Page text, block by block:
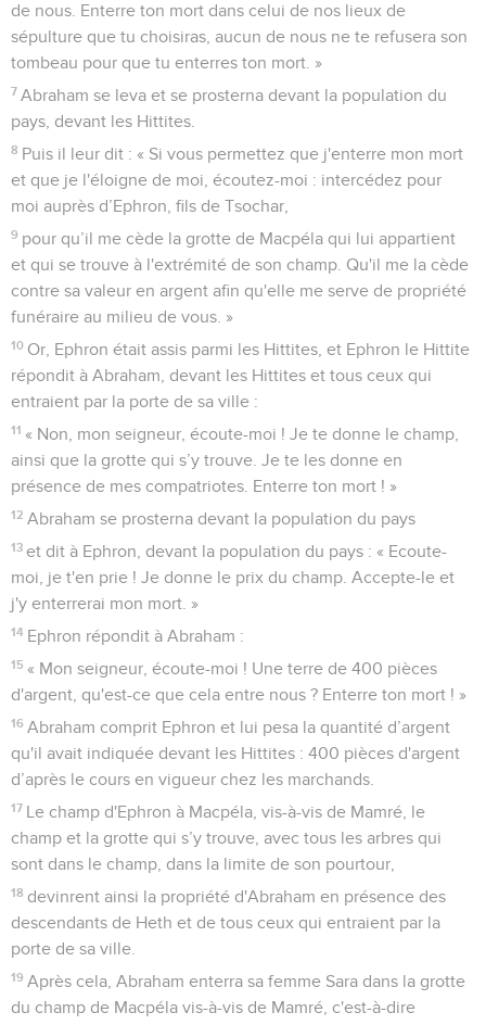
de nous. Enterre ton mort dans celui de nos lieux de
sépulture que tu choisiras, aucun de nous ne te refusera son
tombeau pour que tu enterres ton mort. »
7 Abraham se leva et se prosterna devant la population du
pays, devant les Hittites.
8 Puis il leur dit : « Si vous permettez que j'enterre mon mort
et que je l'éloigne de moi, écoutez-moi : intercédez pour
moi auprès d’Ephron, fils de Tsochar,
9 pour qu’il me cède la grotte de Macpéla qui lui appartient
et qui se trouve à l'extrémité de son champ. Qu'il me la cède
contre sa valeur en argent afin qu'elle me serve de propriété
funéraire au milieu de vous. »
10 Or, Ephron était assis parmi les Hittites, et Ephron le Hittite
répondit à Abraham, devant les Hittites et tous ceux qui
entraient par la porte de sa ville :
11 « Non, mon seigneur, écoute-moi ! Je te donne le champ,
ainsi que la grotte qui s’y trouve. Je te les donne en
présence de mes compatriotes. Enterre ton mort ! »
12 Abraham se prosterna devant la population du pays
13 et dit à Ephron, devant la population du pays : « Ecoute-
moi, je t'en prie ! Je donne le prix du champ. Accepte-le et
j'y enterrerai mon mort. »
14 Ephron répondit à Abraham :
15 « Mon seigneur, écoute-moi ! Une terre de 400 pièces
d'argent, qu'est-ce que cela entre nous ? Enterre ton mort ! »
16 Abraham comprit Ephron et lui pesa la quantité d’argent
qu'il avait indiquée devant les Hittites : 400 pièces d'argent
d’après le cours en vigueur chez les marchands.
17 Le champ d'Ephron à Macpéla, vis-à-vis de Mamré, le
champ et la grotte qui s’y trouve, avec tous les arbres qui
sont dans le champ, dans la limite de son pourtour,
18 devinrent ainsi la propriété d'Abraham en présence des
descendants de Heth et de tous ceux qui entraient par la
porte de sa ville.
19 Après cela, Abraham enterra sa femme Sara dans la grotte
du champ de Macpéla vis-à-vis de Mamré, c'est-à-dire